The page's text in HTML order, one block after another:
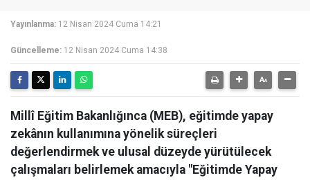
Yayınlanma: 12 Nisan 2024 Cuma 14:21
Güncelleme: 12 Nisan 2024 Cuma 14:38
Millî Eğitim Bakanlığınca (MEB), eğitimde yapay
zekânın kullanımına yönelik süreçleri
değerlendirmek ve ulusal düzeyde yürütülecek
çalışmaları belirlemek amacıyla "Eğitimde Yapay